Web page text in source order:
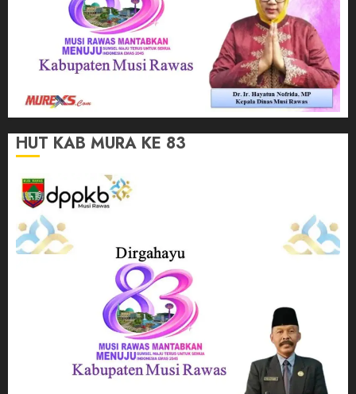
HUT KAB MURA KE 83